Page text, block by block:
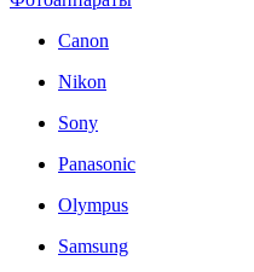
Canon
Nikon
Sony
Panasonic
Olympus
Samsung